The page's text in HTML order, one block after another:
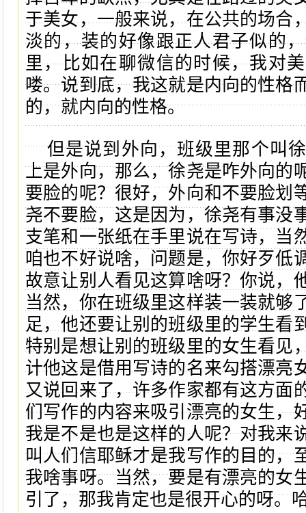
于美女，一般来说，在公共的场合
淡的，装的好像跟正人君子似的
里，比如在聊微信的时候，我对
喽。说到底，我这就是内向的性格
的，就内向的性格。
但是说到外向，班级里那个叫
上是外向，那么，徐尧是咋外向的
要脸的呢？很好，外向和不要脸划
尧不要脸，这是因为，徐尧有事没
支笔和一张纸在手里说在写诗，当
咱也不好说啥，问题是，你好歹低
故意让别人看见这算啥呀？你说，
当然，你在班级里这样装一装就够
足，他还要让别的班级里的学生看
特别是想让别的班级里的女生看见
计他这是借用写诗的名来勾搭漂亮
又说回来了，许多作家都有这方面
们写作的内容来吸引漂亮的女生，
我是不是也是这样的人呢？对我来
叫人们信耶稣才是我写作的目的，
我啥事呀。当然，要是有漂亮的女
引了，那我肯定也是很开心的呀。